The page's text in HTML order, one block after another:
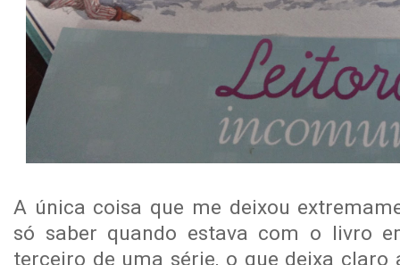
A única coisa que me deixou
só saber quando estava com o livro
terceiro de uma série, o que deixa